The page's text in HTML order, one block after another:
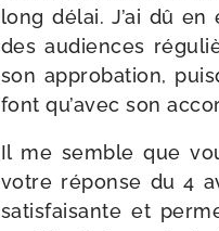
long délai. J’ai dû
des audiences
son appro­ba­tion,
font qu’avec son
Il me semble que
votre réponse du 4
satis­fai­sante et